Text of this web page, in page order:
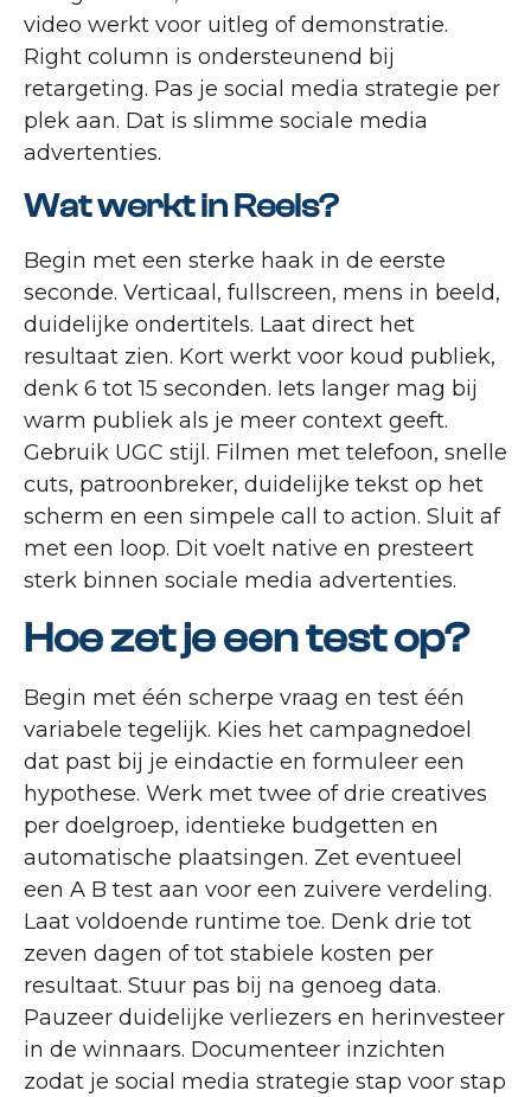
video werkt voor uitleg of demonstratie.
Right column is ondersteunend bij
retargeting. Pas je social media strategie per
plek aan. Dat is slimme sociale media
advertenties.
Wat werkt in Reels?
Begin met een sterke haak in de eerste
seconde. Verticaal, fullscreen, mens in beeld,
duidelijke ondertitels. Laat direct het
resultaat zien. Kort werkt voor koud publiek,
denk 6 tot 15 seconden. Iets langer mag bij
warm publiek als je meer context geeft.
Gebruik UGC stijl. Filmen met telefoon, snelle
cuts, patroonbreker, duidelijke tekst op het
scherm en een simpele call to action. Sluit af
met een loop. Dit voelt native en presteert
sterk binnen sociale media advertenties.
Hoe zet je een test op?
Begin met één scherpe vraag en test één
variabele tegelijk. Kies het campagnedoel
dat past bij je eindactie en formuleer een
hypothese. Werk met twee of drie creatives
per doelgroep, identieke budgetten en
automatische plaatsingen. Zet eventueel
een A B test aan voor een zuivere verdeling.
Laat voldoende runtime toe. Denk drie tot
zeven dagen of tot stabiele kosten per
resultaat. Stuur pas bij na genoeg data.
Pauzeer duidelijke verliezers en herinvesteer
in de winnaars. Documenteer inzichten
zodat je social media strategie stap voor stap